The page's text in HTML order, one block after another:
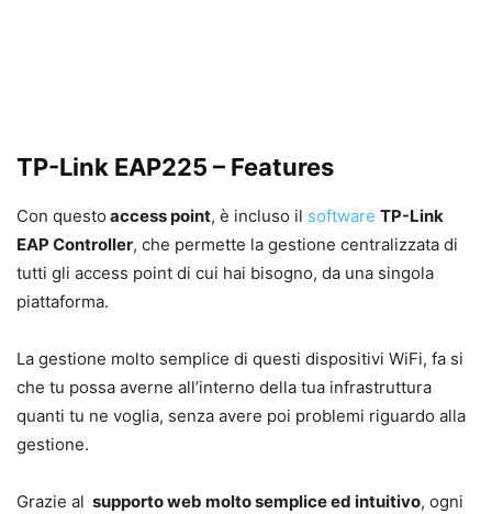
TP-Link EAP225 – Features
Con questo access point, è incluso il software TP-Link
EAP Controller, che permette la gestione centralizzata di
tutti gli access point di cui hai bisogno, da una singola
piattaforma.
La gestione molto semplice di questi dispositivi WiFi, fa si
che tu possa averne all’interno della tua infrastruttura
quanti tu ne voglia, senza avere poi problemi riguardo alla
gestione.
Grazie al supporto web molto semplice ed intuitivo, ogni